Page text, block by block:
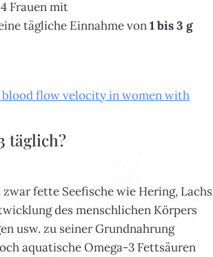
Frauen mit
tägliche Einnahme von1 bis 3 g
flow velocity in women with
täglich?
zwar fette Seefische wie Hering, Lachs
des menschlichen Körpers
usw. zu seiner Grundnahrung
aquatische Omega-3 Fettsäuren